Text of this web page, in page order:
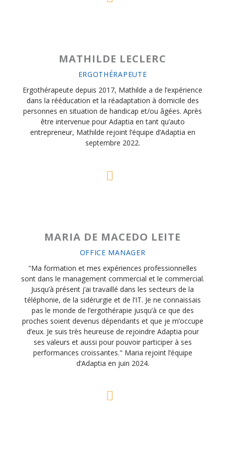
MATHILDE LECLERC
ERGOTHÉRAPEUTE
Ergothérapeute depuis 2017, Mathilde a de l’expérience
dans la rééducation et la réadaptation à domicile des
personnes en situation de handicap et/ou âgées. Après
être intervenue pour Adaptia en tant qu’auto
entrepreneur, Mathilde rejoint l’équipe d’Adaptia en
septembre 2022.
MARIA DE MACEDO LEITE
OFFICE MANAGER
"Ma formation et mes expériences professionnelles
sont dans le management commercial et le commercial.
Jusqu’à présent j’ai travaillé dans les secteurs de la
téléphonie, de la sidérurgie et de l’IT. Je ne connaissais
pas le monde de l’ergothérapie jusqu’à ce que des
proches soient devenus dépendants et que je m’occupe
d’eux. Je suis très heureuse de rejoindre Adaptia pour
ses valeurs et aussi pour pouvoir participer à ses
performances croissantes." Maria rejoint l’équipe
d’Adaptia en juin 2024.